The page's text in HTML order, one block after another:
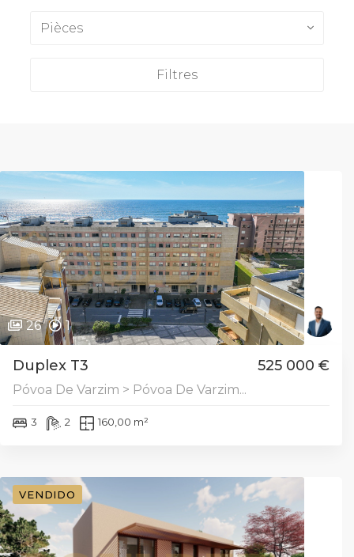
Pièces
Filtres
26 1
Duplex T3 525 000 €
Póvoa De Varzim > Póvoa De Varzim...
3 2 160,00 m²
VENDIDO